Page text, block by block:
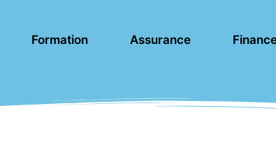
Formation Assurance